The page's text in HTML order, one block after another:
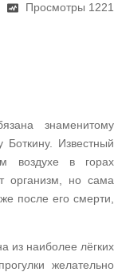
Просмотры 1221
знаменитому
Боткину. Известный
воздухе в горах
организм, но сама
после его смерти,
из наиболее лёгких
желательно